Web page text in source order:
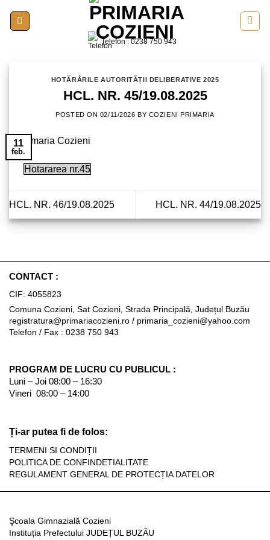
Telefon : 0238 750 943
HOTĂRÂRILE AUTORITĂȚII DELIBERATIVE 2025
HCL. NR. 45/19.08.2025
POSTED ON 02/11/2026 BY COZIENI PRIMARIA
11
feb.
Hotararea nr.45
HCL. NR. 46/19.08.2025 HCL. NR. 44/19.08.2025
CONTACT :
CIF: 4055823
Comuna Cozieni, Sat Cozieni, Strada Principală, Județul Buzău
registratura@primariacozieni.ro / primaria_cozieni@yahoo.com
Telefon / Fax : 0238 750 943
PROGRAM DE LUCRU CU PUBLICUL :
Luni – Joi 08:00 – 16:30
Vineri 08:00 – 14:00
Ți-ar putea fi de folos:
TERMENI SI CONDIȚII
POLITICA DE CONFINDETIALITATE
REGULAMENT GENERAL DE PROTECȚIA DATELOR
Şcoala Gimnazială Cozieni
Instituția Prefectului JUDEȚUL BUZĂU